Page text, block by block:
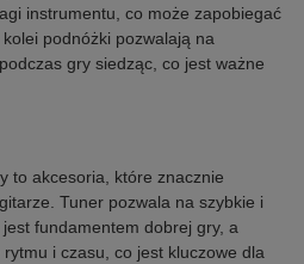
instrumentu, co może zapobiegać
podnóżki pozwalają na
gry siedząc, co jest ważne
to akcesoria, które znacznie
Tuner pozwala na szybkie i
fundamentem dobrej gry, a
i czasu, co jest kluczowe dla